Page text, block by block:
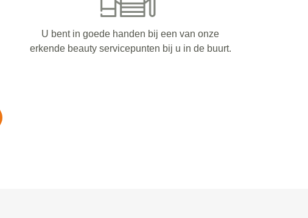
U bent in goede handen bij een van onze
erkende beauty servicepunten bij u in de buurt.